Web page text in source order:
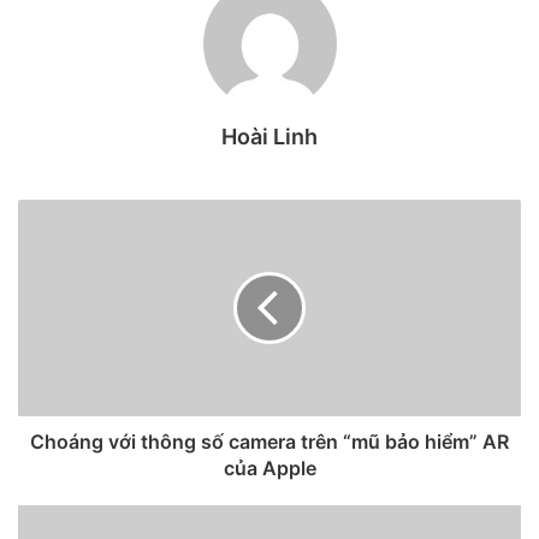
được đồn đại trong vài tuần
độc quyền chip LED mini cho iPad Pro 12.9 inch, việc giao
Ảnh minh họa.
Hoài Linh
Choáng với thông số camera trên “mũ bảo hiểm” AR
của Apple